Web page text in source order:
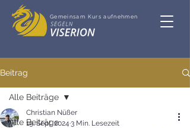
Gemeinsam Kurs aufnehmen
Beitrag
Alle Beiträge
Alle Beiträge
Christian Nüßer
19. Sept. 2024 3 Min. Lesezeit